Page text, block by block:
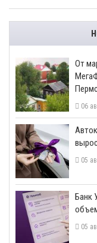
От
06
05
​Банк
05